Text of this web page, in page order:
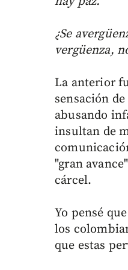
¿Se
vergüenza,
La anterior
sensación
abusando
insultan de
"gran
cárcel.
Yo pensé
los
que estas